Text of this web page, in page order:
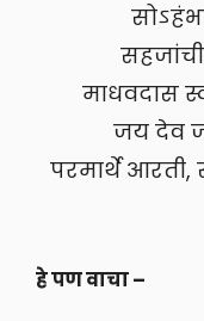
सहजांची
माधवदास
जय देव
परमार्थे आरती,
हे पण वाचा –